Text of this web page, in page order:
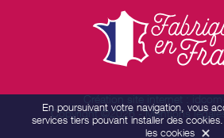
Création site internet :
Copyright ©2026 -Mentions
En poursuivant votre navigation, vous
services tiers pouvant installer des cookies.
les cookies